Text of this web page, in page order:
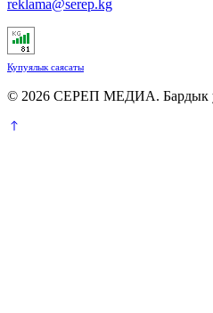
reklama@serep.kg
Купуялык саясаты
© 2026 СЕРЕП МЕДИА. Бардык